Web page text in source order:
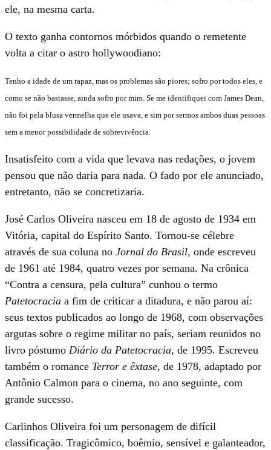
ele, na mesma carta.
O texto ganha contornos mórbidos quando o remetente
volta a citar o astro hollywoodiano:
Tenho a idade de um rapaz, mas os problemas são piores; sofro por todos eles, e
como se não bastasse, ainda sofro por mim. Se me identifiquei com James Dean,
não foi pela blusa vermelha que ele usava, e sim por sermos ambos duas pessoas
sem a menor possibilidade de sobrevivência.
Insatisfeito com a vida que levava nas redações, o jovem
pensou que não daria para nada. O fado por ele anunciado,
entretanto, não se concretizaria.
José Carlos Oliveira nasceu em 18 de agosto de 1934 em
Vitória, capital do Espírito Santo. Tornou-se célebre
através de sua coluna no Jornal do Brasil, onde escreveu
de 1961 até 1984, quatro vezes por semana. Na crônica
“Contra a censura, pela cultura” cunhou o termo
Patetocracia a fim de criticar a ditadura, e não parou aí:
seus textos publicados ao longo de 1968, com observações
argutas sobre o regime militar no país, seriam reunidos no
livro póstumo Diário da Patetocracia, de 1995. Escreveu
também o romance Terror e êxtase, de 1978, adaptado por
Antônio Calmon para o cinema, no ano seguinte, com
grande sucesso.
Carlinhos Oliveira foi um personagem de difícil
classificação. Tragicômico, boêmio, sensível e galanteador,